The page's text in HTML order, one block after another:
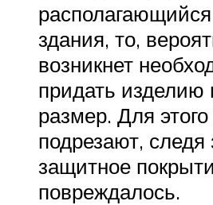
здания, то,
возникнет
придать изделию
размер. Для
подрезают,
защитное
повреждалось.